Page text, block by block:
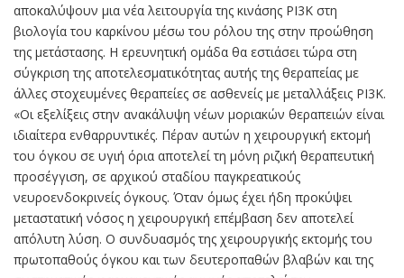
αποκαλύψουν μια νέα λειτουργία της κινάσης ΡΙ3Κ στη
βιολογία του καρκίνου μέσω του ρόλου της στην προώθηση
της μετάστασης. Η ερευνητική ομάδα θα εστιάσει τώρα στη
σύγκριση της αποτελεσματικότητας αυτής της θεραπείας με
άλλες στοχευμένες θεραπείες σε ασθενείς με μεταλλάξεις ΡΙ3Κ.
«Οι εξελίξεις στην ανακάλυψη νέων μοριακών θεραπειών είναι
ιδιαίτερα ενθαρρυντικές. Πέραν αυτών η χειρουργική εκτομή
του όγκου σε υγιή όρια αποτελεί τη μόνη ριζική θεραπευτική
προσέγγιση, σε αρχικού σταδίου παγκρεατικούς
νευροενδοκρινείς όγκους. Όταν όμως έχει ήδη προκύψει
μεταστατική νόσος η χειρουργική επέμβαση δεν αποτελεί
απόλυτη λύση. Ο συνδυασμός της χειρουργικής εκτομής του
πρωτοπαθούς όγκου και των δευτεροπαθών βλαβών και της